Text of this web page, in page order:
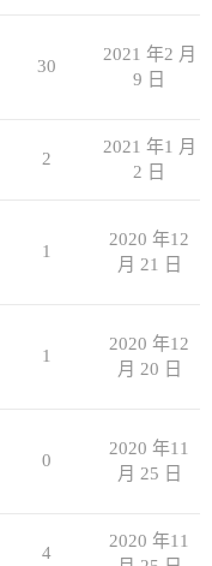
30
2021 年2 月
9 日
2
2021 年1 月
2 日
1
2020 年12
月 21 日
1
2020 年12
月 20 日
0
2020 年11
月 25 日
4
2020 年11